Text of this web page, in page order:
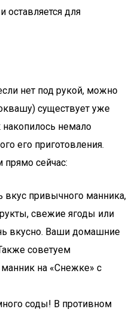
оставляется для
нет под рукой, можно
существует уже
немало
его приготовления.
сейчас:
вкус привычного манника,
свежие ягоды или
вкусно. Ваши домашние
советуем
на «Снежке» с
соды! В противном